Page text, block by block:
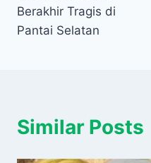
Berakhir Tragis di
Pantai Selatan
Similar Posts